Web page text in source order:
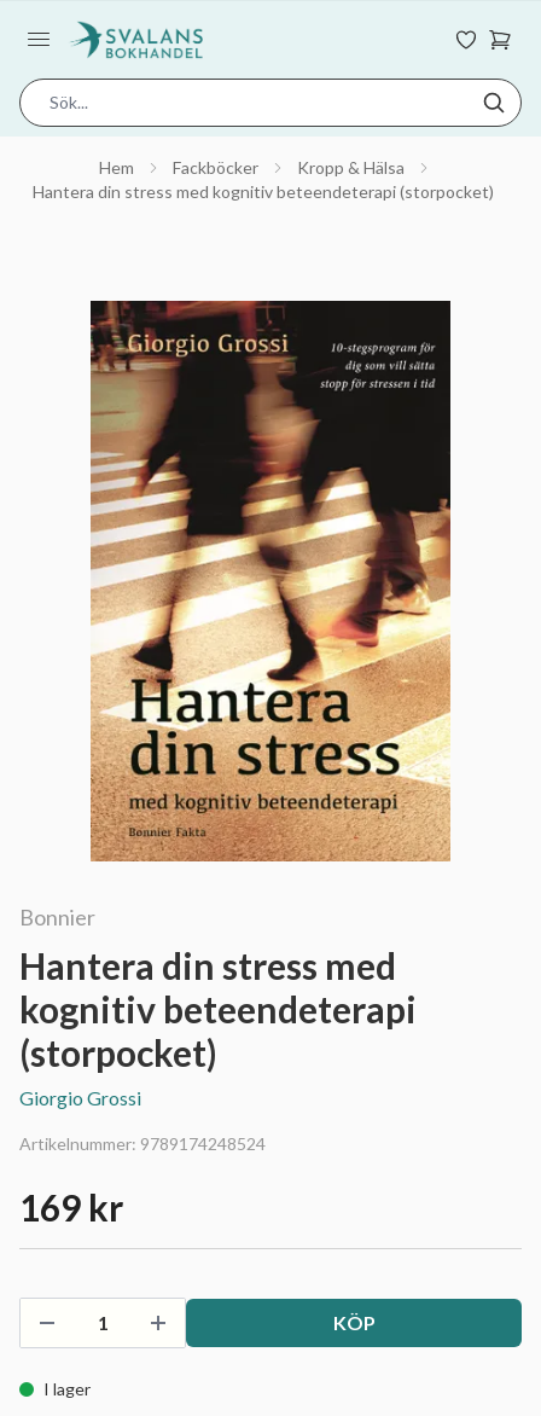
Hem Fackböcker
Kropp & Hälsa
Hantera din stress med kognitiv beteendeterapi (storpocket)
Bonnier
Hantera din stress med
kognitiv beteendeterapi
(storpocket)
Giorgio Grossi
Artikelnummer: 9789174248524
169 kr
KÖP
I lager